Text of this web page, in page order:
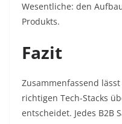
Wesentliche: den
Produkts.
Fazit
Zusammenfassend
richtigen Tech-Stacks
entscheidet. Jedes B2B